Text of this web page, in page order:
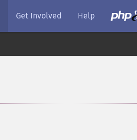
Get Involved Help